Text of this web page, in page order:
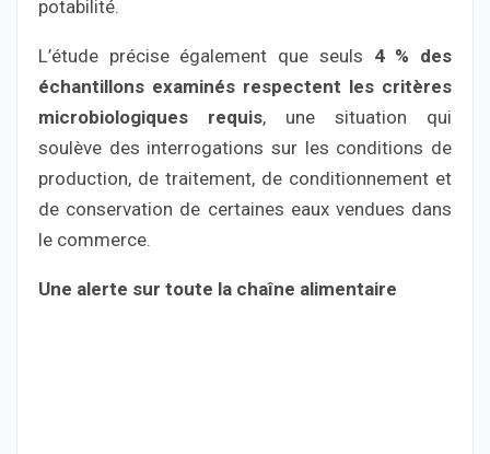
potabilité.
L’étude précise également que seuls 4 % des
échantillons examinés respectent les critères
microbiologiques requis, une situation qui
soulève des interrogations sur les conditions de
production, de traitement, de conditionnement et
de conservation de certaines eaux vendues dans
le commerce.
Une alerte sur toute la chaîne alimentaire